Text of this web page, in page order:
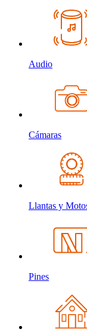
Audio
Cámaras
Llantas y
Pines